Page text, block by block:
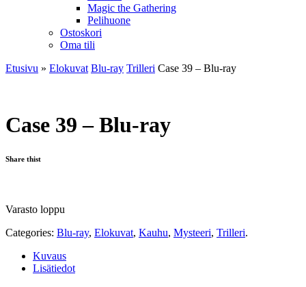
Magic the Gathering
Pelihuone
Ostoskori
Oma tili
Etusivu » Elokuvat Blu-ray Trilleri Case 39 – Blu-ray
Case 39 – Blu-ray
Share thist
Varasto loppu
Categories: Blu-ray, Elokuvat, Kauhu, Mysteeri, Trilleri.
Kuvaus
Lisätiedot